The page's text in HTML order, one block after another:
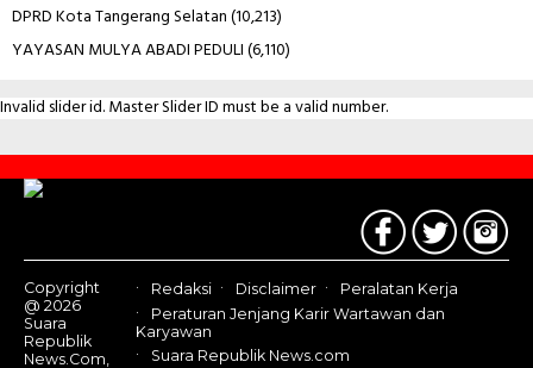
DPRD Kota Tangerang Selatan(10,213)
YAYASAN MULYA ABADI PEDULI(6,110)
Invalid slider id. Master Slider ID must be a valid number.
Contact
Us
Copyright
@ 2026
Suara
Republik
News.Com,
Redaksi Disclaimer
Peralatan Kerja
Peraturan Jenjang Karir Wartawan dan
Karyawan
Suara Republik News.com